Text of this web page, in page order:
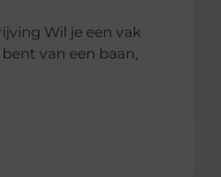
Wil je een vak
van een baan,